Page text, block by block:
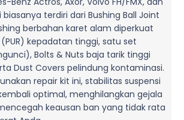
biasanya terdiri dari Bushing Ball Joint
berbahan karet alam diperkuat
kepadatan tinggi, satu set
Bolts & Nuts baja tarik tinggi
Dust Covers pelindung kontaminasi.
repair kit ini, stabilitas suspensi
optimal, menghilangkan gejala
keausan ban yang tidak rata